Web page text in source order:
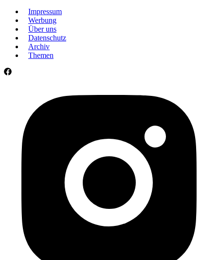
Impressum
Werbung
Über uns
Datenschutz
Archiv
Themen